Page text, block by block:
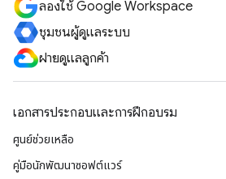
ลองใช้ Google Workspace
ชุมชนผู้ดูแลระบบ
ฝ่ายดูแลลูกค้า
เอกสารประกอบและการฝึกอบรม
ศูนย์ช่วยเหลือ
คู่มือนักพัฒนาซอฟต์แวร์